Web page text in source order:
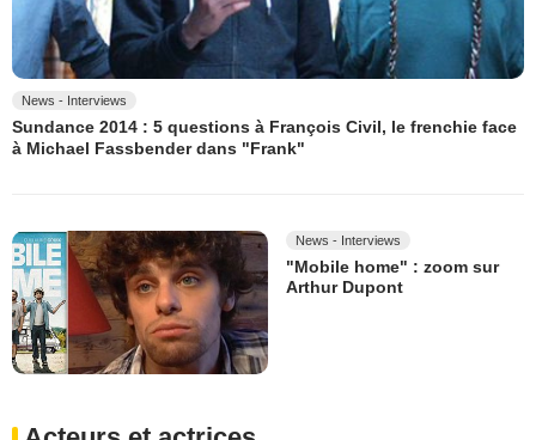
News - Interviews
Sundance 2014 : 5 questions à François Civil, le frenchie face
à Michael Fassbender dans "Frank"
News - Interviews
"Mobile home" : zoom sur
Arthur Dupont